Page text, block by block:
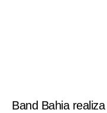
Band Bahia